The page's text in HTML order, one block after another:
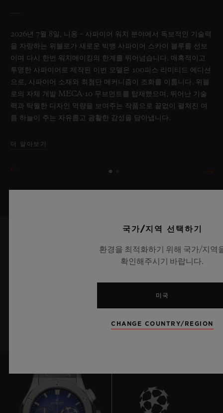
2026년 7월 8일, 니옹 – 사파이어 워치 분야에서 독보적인 기술력
을 자랑하는 위블로가 새로운 빅뱅 사파이어 스카이 블루를 선보
이며 다시 한번 워치메이킹의 한계를 뛰어넘습니다. 매혹적이고
투명한 사파이어로 제작된 이번 모델은 100피스 리미티드 에디션
으로, 사파이어 소재와 최첨단 메커니즘이 조화를 이룹니다. 위블
로의 자체 개발 MECA-10 무브먼트를 탑재했으며, 뛰어난 기술
력과 탁월한 디자인 역량을 보여주는 작품으로 끝없이 펼쳐진 여
름 하늘이 주는 자유롭고 광활한 감성을 담아냅니다.
더 알아보기
최신 정보를 수신하겠습니다.
가입하기
국가/지역 선택하기
환경을 최적화하기 위해 국가/지역
확인해주시기 바랍니다.
미국
CHANGE COUNTRY/REGION